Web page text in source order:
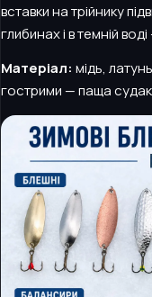
вставки на трійнику
глибинах і в темній
Матеріал: мідь,
гострими — паща